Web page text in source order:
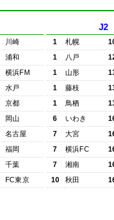
川崎
浦和
横浜FM
水戸
京都
岡山
名古屋
福岡
千葉
FC東京
J2
1 札幌
1
八戸
1
山形
1
藤枝
1
鳥栖
6
いわき
7
大宮
7
横浜FC
7
湘南
10
秋田